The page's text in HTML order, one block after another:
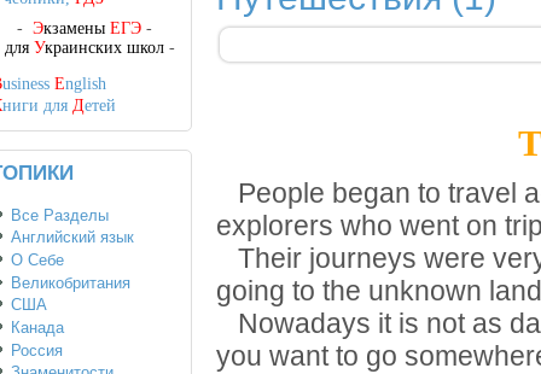
People began to travel
explorers who went on
Their journeys were
going to the unknown
Nowadays it is not as
you want to go
- Экзамены ЕГЭ-
для Украинских школ-
usiness English
ниги для Детей
Все Разделы
Английский язык
О Себе
Великобритания
США
Канада
Россия